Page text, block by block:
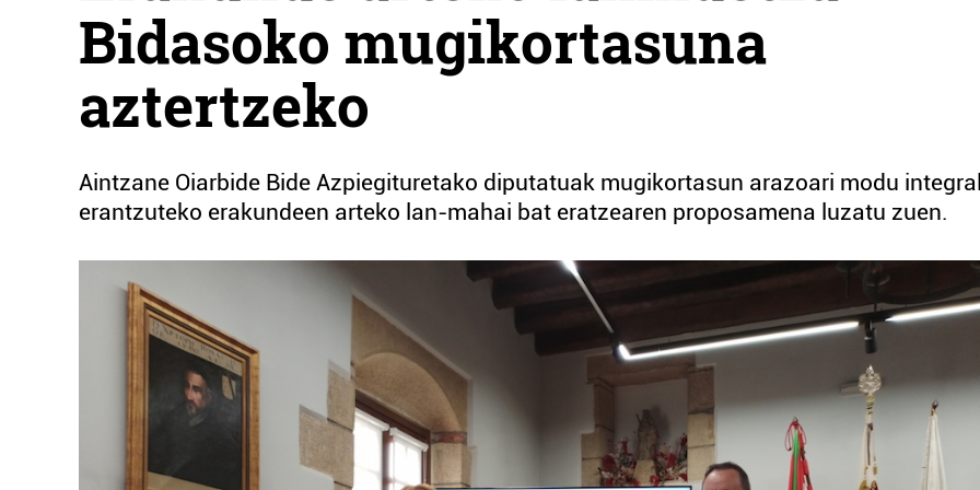
Bidasoko mugikortasuna
aztertzeko
Aintzane Oiarbide Bide Azpiegituretako diputatuak mugikortasun arazoari modu
erantzuteko erakundeen arteko lan-mahai bat eratzearen proposamena luzatu zuen.